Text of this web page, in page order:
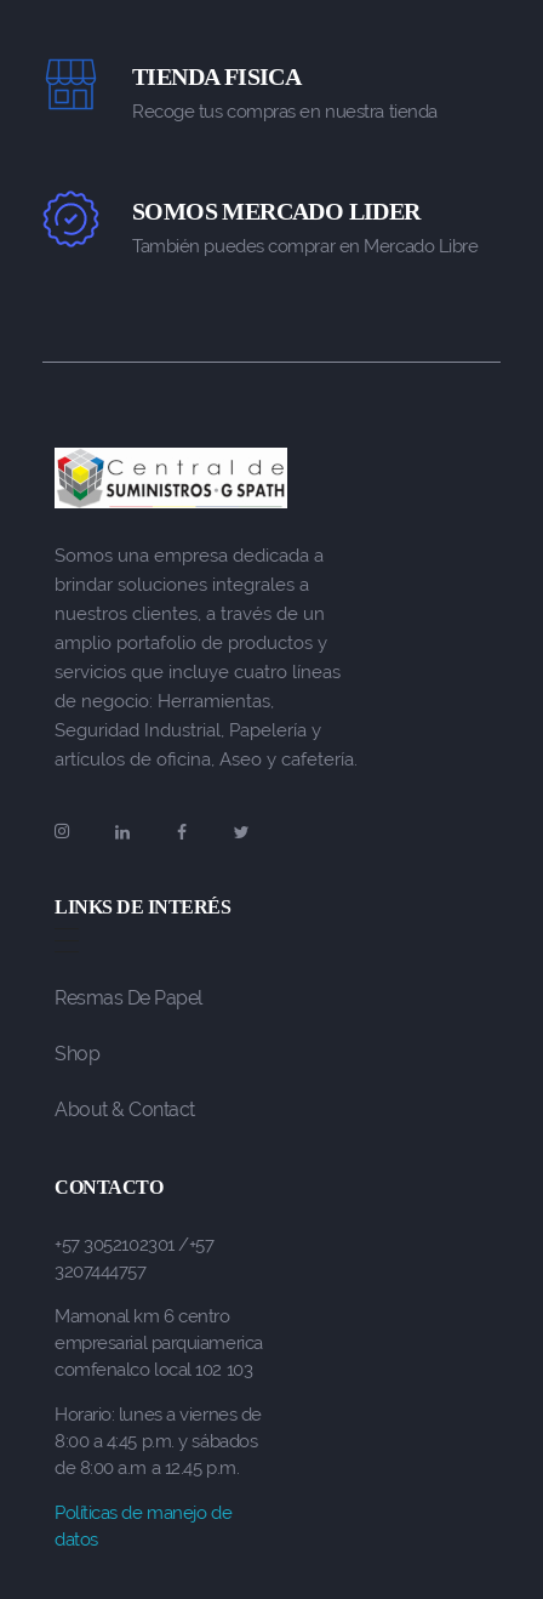
TIENDA FISICA
Recoge tus compras en nuestra tienda
SOMOS MERCADO LIDER
También puedes comprar en Mercado Libre
Somos una empresa dedicada a
brindar soluciones integrales a
nuestros clientes, a través de un
amplio portafolio de productos y
servicios que incluye cuatro líneas
de negocio: Herramientas,
Seguridad Industrial, Papelería y
artículos de oficina, Aseo y cafetería.
LINKS DE INTERÉS
Resmas De Papel
Shop
About & Contact
CONTACTO
+57 3052102301 /+57
3207444757
Mamonal km 6 centro
empresarial parquiamerica
comfenalco local 102 103
Horario: lunes a viernes de
8:00 a 4:45 p.m. y sábados
de 8:00 a.m a 12.45 p.m.
Políticas de manejo de
datos